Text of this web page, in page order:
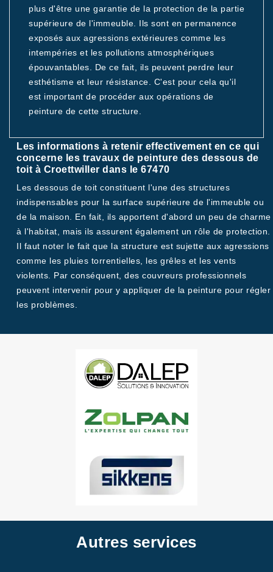
plus d'être une garantie de la protection de la partie
supérieure de l'immeuble. Ils sont en permanence
exposés aux agressions extérieures comme les
intempéries et les pollutions atmosphériques
épouvantables. De ce fait, ils peuvent perdre leur
esthétisme et leur résistance. C'est pour cela qu'il
est important de procéder aux opérations de
peinture de cette structure.
Les informations à retenir effectivement en ce qui
concerne les travaux de peinture des dessous de
toit à Croettwiller dans le 67470
Les dessous de toit constituent l'une des structures
indispensables pour la surface supérieure de l'immeuble ou
de la maison. En fait, ils apportent d'abord un peu de charme
à l'habitat, mais ils assurent également un rôle de protection.
Il faut noter le fait que la structure est sujette aux agressions
comme les pluies torrentielles, les grêles et les vents
violents. Par conséquent, des couvreurs professionnels
peuvent intervenir pour y appliquer de la peinture pour régler
les problèmes.
Autres services